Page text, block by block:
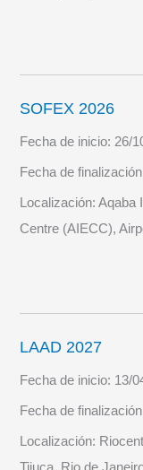
SOFEX 2026
Fecha de inicio: 26/
Fecha de
Localización:Aqaba
Centre (AIECC),
LAAD 2027
Fecha de inicio: 13/
Fecha de
Localización: